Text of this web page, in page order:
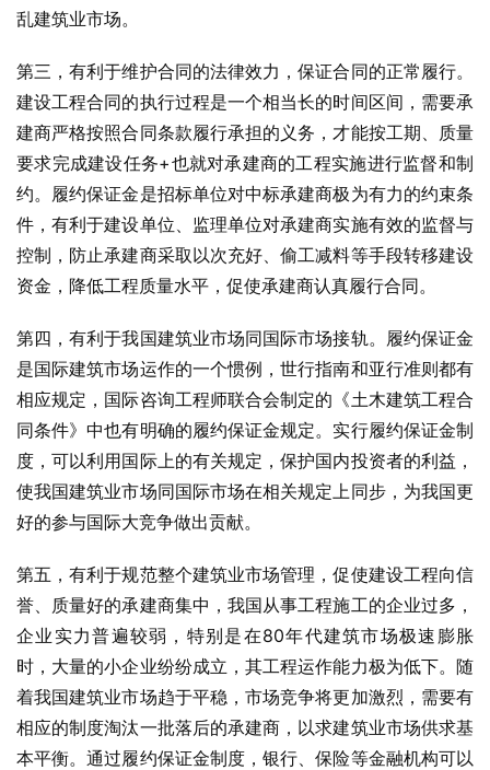
乱建筑业市场。
第三，有利于维护合同的法律效力，保证合同的正常履行。
建设工程合同的执行过程是一个相当长的时间区间，需要承
建商严格按照合同条款履行承担的义务，才能按工期、质量
要求完成建设任务+也就对承建商的工程实施进行监督和制
约。履约保证金是招标单位对中标承建商极为有力的约束条
件，有利于建设单位、监理单位对承建商实施有效的监督与
控制，防止承建商采取以次充好、偷工减料等手段转移建设
资金，降低工程质量水平，促使承建商认真履行合同。
第四，有利于我国建筑业市场同国际市场接轨。履约保证金
是国际建筑市场运作的一个惯例，世行指南和亚行准则都有
相应规定，国际咨询工程师联合会制定的《土木建筑工程合
同条件》中也有明确的履约保证金规定。实行履约保证金制
度，可以利用国际上的有关规定，保护国内投资者的利益，
使我国建筑业市场同国际市场在相关规定上同步，为我国更
好的参与国际大竞争做出贡献。
第五，有利于规范整个建筑业市场管理，促使建设工程向信
誉、质量好的承建商集中，我国从事工程施工的企业过多，
企业实力普遍较弱，特别是在80年代建筑市场极速膨胀
时，大量的小企业纷纷成立，其工程运作能力极为低下。随
着我国建筑业市场趋于平稳，市场竞争将更加激烈，需要有
相应的制度淘汰一批落后的承建商，以求建筑业市场供求基
本平衡。通过履约保证金制度，银行、保险等金融机构可以